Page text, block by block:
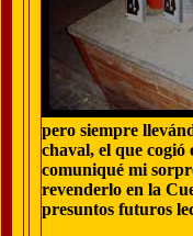
pero siempre
chaval, el que
comuniqué mi
revenderlo en la
presuntos futuros